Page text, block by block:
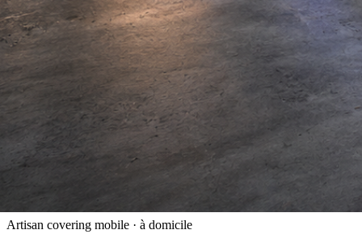
Artisan covering mobile · à domicile